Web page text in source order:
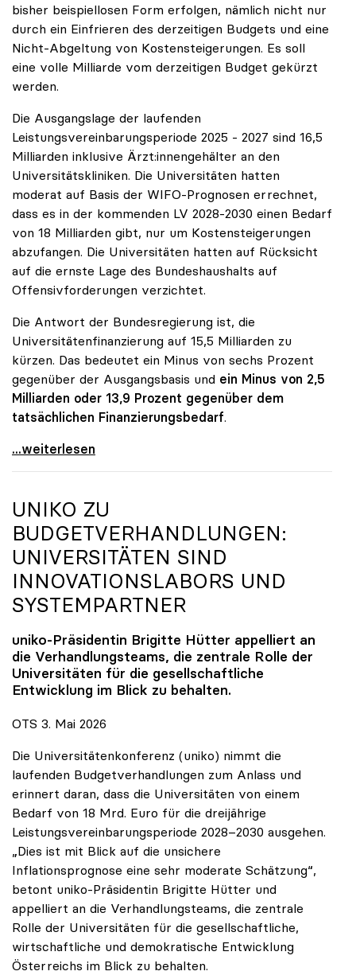
bisher beispiellosen Form erfolgen, nämlich nicht nur
durch ein Einfrieren des derzeitigen Budgets und eine
Nicht-Abgeltung von Kostensteigerungen. Es soll
eine volle Milliarde vom derzeitigen Budget gekürzt
werden.
Die Ausgangslage der laufenden
Leistungsvereinbarungsperiode 2025 - 2027 sind 16,5
Milliarden inklusive Ärzt:innengehälter an den
Universitätskliniken. Die Universitäten hatten
moderat auf Basis der WIFO-Prognosen errechnet,
dass es in der kommenden LV 2028-2030 einen Bedarf
von 18 Milliarden gibt, nur um Kostensteigerungen
abzufangen. Die Universitäten hatten auf Rücksicht
auf die ernste Lage des Bundeshaushalts auf
Offensivforderungen verzichtet.
Die Antwort der Bundesregierung ist, die
Universitätenfinanzierung auf 15,5 Milliarden zu
kürzen. Das bedeutet ein Minus von sechs Prozent
gegenüber der Ausgangsbasis und ein Minus von 2,5
Milliarden oder 13,9 Prozent gegenüber dem
tatsächlichen Finanzierungsbedarf.
\"Österreich ist für die heimischen Universitäten
...weiterlesen
UNIKO ZU
BUDGETVERHANDLUNGEN:
UNIVERSITÄTEN SIND
INNOVATIONSLABORS UND
SYSTEMPARTNER
uniko-Präsidentin Brigitte Hütter appelliert an
die Verhandlungsteams, die zentrale Rolle der
Universitäten für die gesellschaftliche
Entwicklung im Blick zu behalten.
OTS 3. Mai 2026
Die Universitätenkonferenz (uniko) nimmt die
laufenden Budgetverhandlungen zum Anlass und
erinnert daran, dass die Universitäten von einem
Bedarf von 18 Mrd. Euro für die dreijährige
Leistungsvereinbarungsperiode 2028–2030 ausgehen.
„Dies ist mit Blick auf die unsichere
Inflationsprognose eine sehr moderate Schätzung“,
betont uniko-Präsidentin Brigitte Hütter und
appelliert an die Verhandlungsteams, die zentrale
Rolle der Universitäten für die gesellschaftliche,
wirtschaftliche und demokratische Entwicklung
Österreichs im Blick zu behalten.